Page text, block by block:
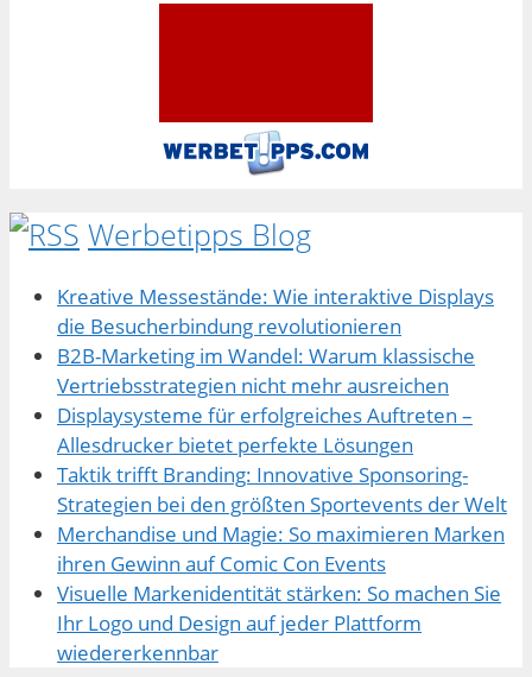
Werbetipps Blog
Kreative Messestände: Wie interaktive Displays
die Besucherbindung revolutionieren
B2B-Marketing im Wandel: Warum klassische
Vertriebsstrategien nicht mehr ausreichen
Displaysysteme für erfolgreiches Auftreten –
Allesdrucker bietet perfekte Lösungen
Taktik trifft Branding: Innovative Sponsoring-
Strategien bei den größten Sportevents der Welt
Merchandise und Magie: So maximieren Marken
ihren Gewinn auf Comic Con Events
Visuelle Markenidentität stärken: So machen Sie
Ihr Logo und Design auf jeder Plattform
wiedererkennbar